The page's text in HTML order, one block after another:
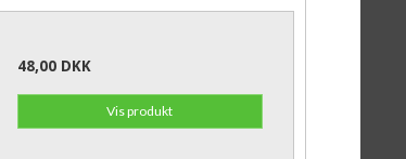
48,00 DKK
Vis produkt